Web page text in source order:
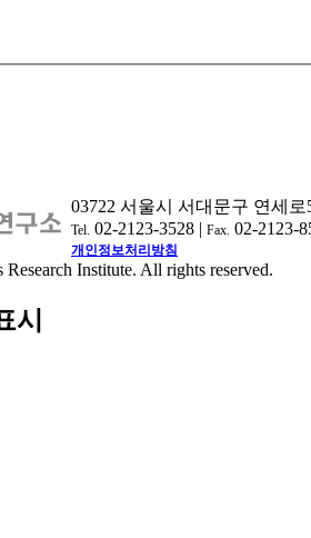
03722 서울시 서대문구 연세
Tel. 02-2123-3528 | Fax. 02-2123-
개인정보처리방침
Institute. All rights reserved.
시